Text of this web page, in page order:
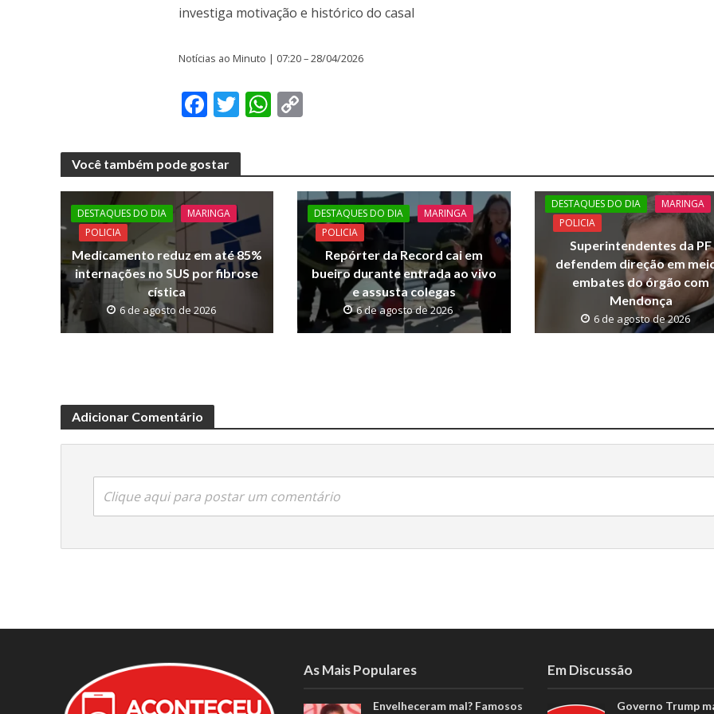
investiga motivação e histórico do casal
Notícias ao Minuto | 07:20 – 28/04/2026
F
e
b
o
o
k
T
itt
er
W
s
p
y
Li
n
k
Você também pode gostar
DESTAQUES DO DIA
MARINGA
POLICIA
Medicamento reduz em até 85%
internações no SUS por fibrose
cística
6 de agosto de 2026
DESTAQUES DO DIA
MARINGA
POLICIA
Repórter da Record cai em
bueiro durante entrada ao vivo
e assusta colegas
6 de agosto de 2026
DESTAQUES DO DIA
MARINGA
POLICIA
Superintendentes da PF
defendem direção em
embates do órgão com
Mendonça
6 de agosto de 2026
Adicionar Comentário
Clique aqui para postar um comentário
As Mais Populares
Envelheceram mal? Famosos
Em Discussão
Governo Trump